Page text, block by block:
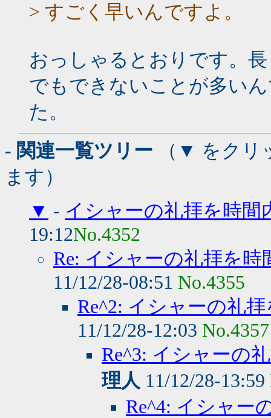
> すごく早いんですよ。
おっしゃるとおりです。
でもできないことが多い
た。
- 関連一覧ツリー （▼ をクリ
ます）
▼ - イシャーの礼拝を時間
19:12No.4352
Re: イシャーの礼拝を
11/12/28-08:51 No.4355
Re^2: イシャーの礼
11/12/28-12:03 No.4357
Re^3: イシャーの
理人 11/12/28-13:59
Re^4: イシャー